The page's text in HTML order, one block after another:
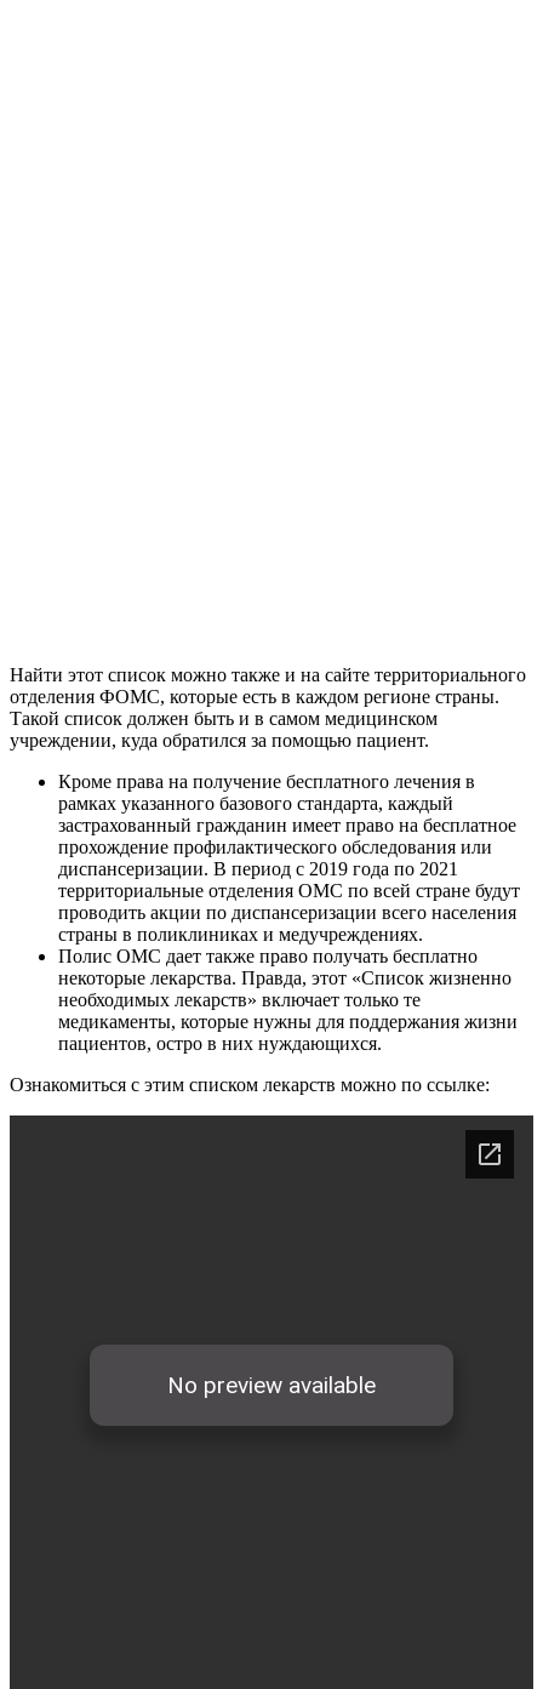
Найти этот список можно также и на сайте территориального
отделения ФОМС, которые есть в каждом регионе страны.
Такой список должен быть и в самом медицинском
учреждении, куда обратился за помощью пациент.
Кроме права на получение бесплатного лечения в
рамках указанного базового стандарта, каждый
застрахованный гражданин имеет право на бесплатное
прохождение профилактического обследования или
диспансеризации. В период с 2019 года по 2021
территориальные отделения ОМС по всей стране будут
проводить акции по диспансеризации всего населения
страны в поликлиниках и медучреждениях.
Полис ОМС дает также право получать бесплатно
некоторые лекарства. Правда, этот «Список жизненно
необходимых лекарств» включает только те
медикаменты, которые нужны для поддержания жизни
пациентов, остро в них нуждающихся.
Ознакомиться с этим списком лекарств можно по ссылке: